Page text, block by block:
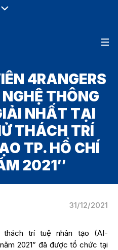
4RANGERS
THÔNG
NHẤT TẠI
THÁCH TRÍ
TP. HỒ CHÍ
2021″
31/12/2021
trí tuệ nhân tạo (AI-
2021” đã được tổ chức tại